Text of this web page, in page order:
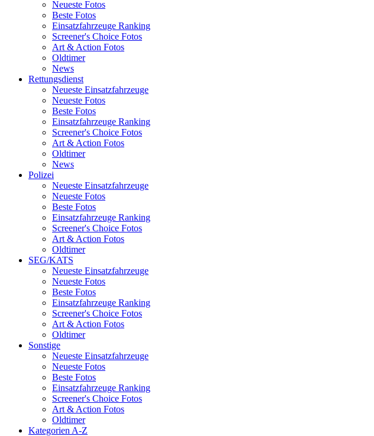
Neueste Fotos
Beste Fotos
Einsatzfahrzeuge Ranking
Screener's Choice Fotos
Art & Action Fotos
Oldtimer
News
Rettungsdienst
Neueste Einsatzfahrzeuge
Neueste Fotos
Beste Fotos
Einsatzfahrzeuge Ranking
Screener's Choice Fotos
Art & Action Fotos
Oldtimer
News
Polizei
Neueste Einsatzfahrzeuge
Neueste Fotos
Beste Fotos
Einsatzfahrzeuge Ranking
Screener's Choice Fotos
Art & Action Fotos
Oldtimer
SEG/KATS
Neueste Einsatzfahrzeuge
Neueste Fotos
Beste Fotos
Einsatzfahrzeuge Ranking
Screener's Choice Fotos
Art & Action Fotos
Oldtimer
Sonstige
Neueste Einsatzfahrzeuge
Neueste Fotos
Beste Fotos
Einsatzfahrzeuge Ranking
Screener's Choice Fotos
Art & Action Fotos
Oldtimer
Kategorien A-Z